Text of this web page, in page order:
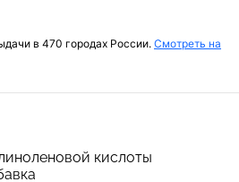
в 470 городах России. Смотреть на
кислоты